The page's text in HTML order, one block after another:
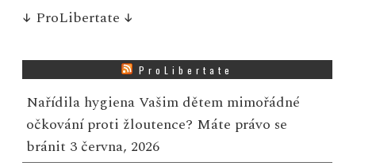
↓ ProLibertate ↓
ProLibertate
Nařídila hygiena Vašim dětem mimořádné
očkování proti žloutence? Máte právo se
bránit 3 června, 2026